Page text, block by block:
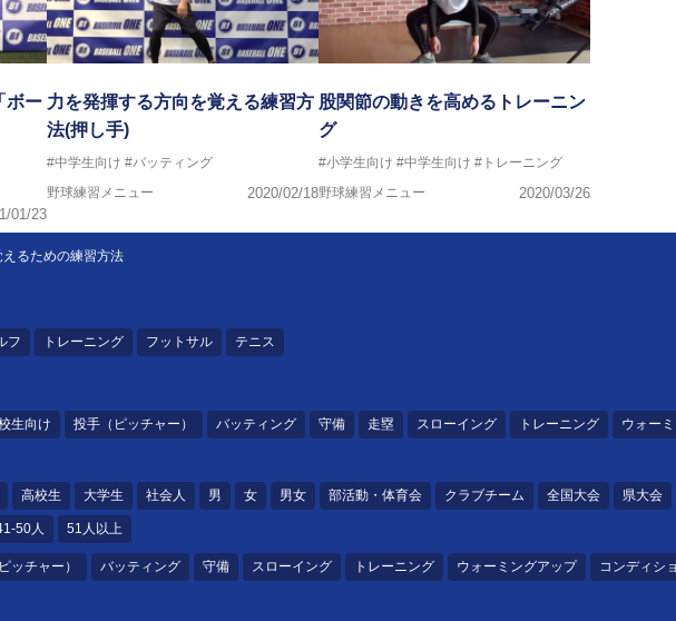
ボー
01/23
力を発揮する方向を覚える練習方
法(押し手)
#中学生向け #バッティング
野球練習メニュー
2020/02/18
股関節の動きを高めるトレーニン
グ
#小学生向け #中学生向け #トレーニング
野球練習メニュー
2020/03/26
るための練習方法
フ トレーニング フットサル テニス
生向け 投手（ピッチャー） バッティング 守備 走塁 スローイング トレーニング ウォー
高校生 大学生 社会人 男 女 男女 部活動・体育会 クラブチーム 全国大会 県大会
50人 51人以上
ッチャー） バッティング 守備 スローイング トレーニング ウォーミングアップ コンディシ